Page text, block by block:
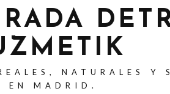
NATURALES Y
EN MADRID.